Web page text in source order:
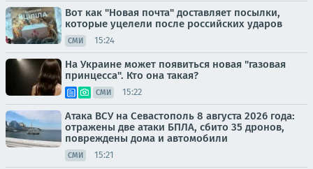
Вот как "Новая почта" доставляет посылки,
которые уцелели после российских ударов
СМИ 15:24
На Украине может появиться новая "газовая
принцесса". Кто она такая?
СМИ 15:22
Атака ВСУ на Севастополь 8 августа 2026 года:
отражены две атаки БПЛА, сбито 35 дронов,
повреждены дома и автомобили
СМИ 15:21